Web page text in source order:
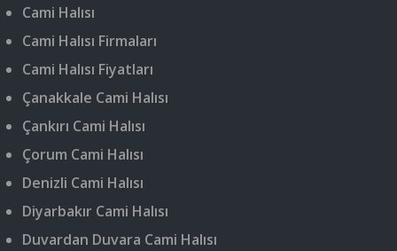
Cami Halısı
Cami Halısı Firmaları
Cami Halısı Fiyatları
Çanakkale Cami Halısı
Çankırı Cami Halısı
Çorum Cami Halısı
Denizli Cami Halısı
Diyarbakır Cami Halısı
Duvardan Duvara Cami Halısı